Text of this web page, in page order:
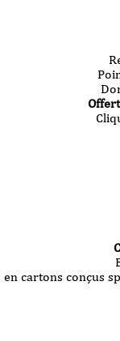
en cartons conçus